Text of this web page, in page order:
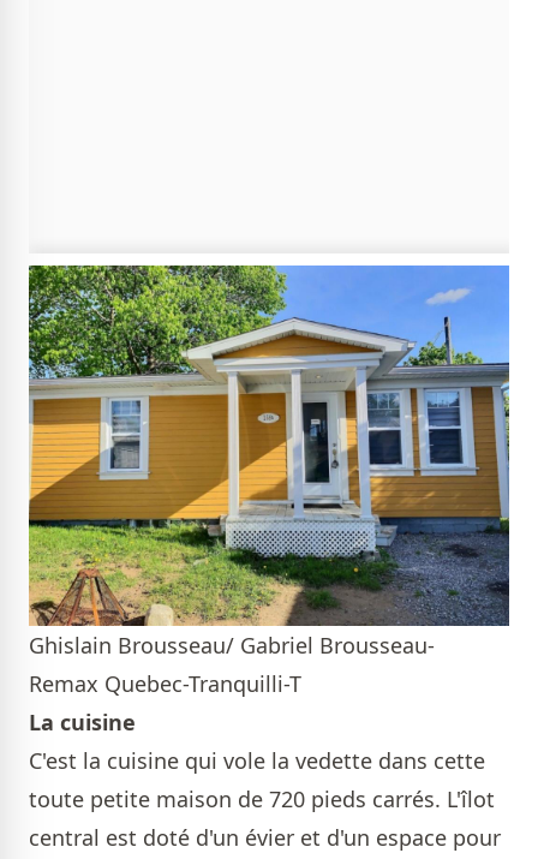
Ghislain Brousseau/ Gabriel Brousseau-
Remax Quebec-Tranquilli-T
La cuisine
C'est la cuisine qui vole la vedette dans cette
toute petite maison de 720 pieds carrés. L'îlot
central est doté d'un évier et d'un espace pour